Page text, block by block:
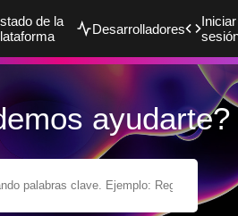
de la
Desarrolladores
Iniciar
ayudarte?